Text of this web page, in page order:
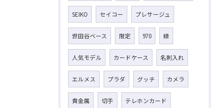
SEIKO セイコー プレサージュ
世田谷ベース 限定 970 緑
人気モデル カードケース 名刺入れ
エルメス プラダ グッチ カメラ
貴金属 切手 テレホンカード